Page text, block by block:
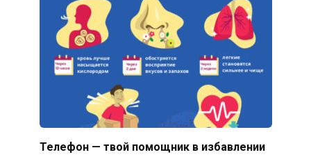
Телефон — твой помощник в избавлении